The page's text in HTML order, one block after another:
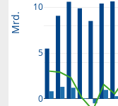
0
5
10
Mrd.